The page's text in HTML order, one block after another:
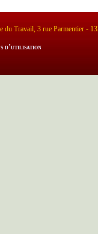
du Travail, 3 rue Parmentier -
d’utilisation